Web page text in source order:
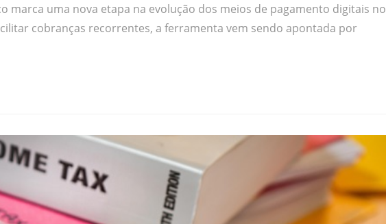
marca uma nova etapa na evolução dos meios de pagamento digitais no
cobranças recorrentes, a ferramenta vem sendo apontada por